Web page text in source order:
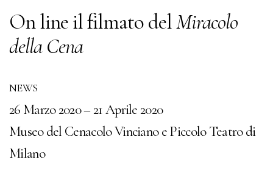
On line il filmato delMiracolo
della Cena
NEWS
26 Marzo 2020 – 21 Aprile 2020
Museo del Cenacolo Vinciano e Piccolo Teatro di
Milano